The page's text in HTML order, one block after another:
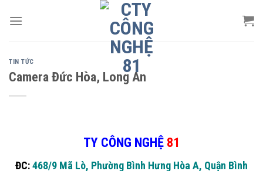
TIN TỨC
Camera Đức Hòa, Long An
TY CÔNG NGHỆ 81
ĐC:468/9 Mã Lò, Phường Bình Hưng Hòa A, Quận Bình